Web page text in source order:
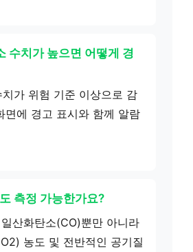
수치가 높으면 어떻게 경
가 위험 기준 이상으로 감
면에 경고 표시와 함께 알람
측정 가능한가요?
산화탄소(CO)뿐만 아니라
농도 및 전반적인 공기질